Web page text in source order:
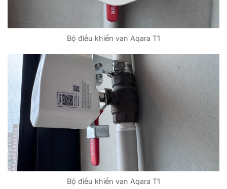
Bộ điều khiển van Aqara T1
Bộ điều khiển van Aqara T1